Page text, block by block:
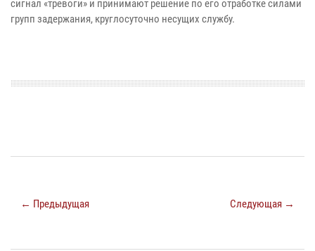
сигнал «тревоги» и принимают решение по его отработке силами
групп задержания, круглосуточно несущих службу.
← Предыдущая Следующая →